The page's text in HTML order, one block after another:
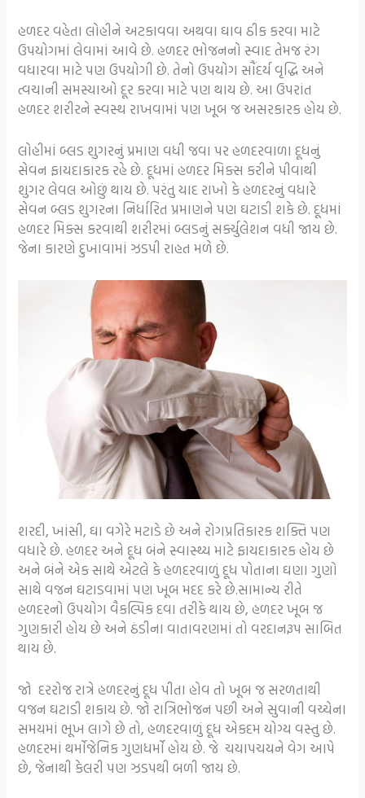
હળદર વહેતા લોહીને અટકાવવા અથવા ઘાવ ઠીક કરવા માટે
ઉપયોગમાં લેવામાં આવે છે. હળદર ભોજનનો સ્વાદ તેમજ રંગ
વધારવા માટે પણ ઉપયોગી છે. તેનો ઉપયોગ સૌંદર્ય વૃદ્ધિ અને
ત્વચાની સમસ્યાઓ દૂર કરવા માટે પણ થાય છે. આ ઉપરાંત
હળદર શરીરને સ્વસ્થ રાખવામાં પણ ખૂબ જ અસરકારક હોય છે.
લોહીમાં બ્લડ શુગરનું પ્રમાણ વધી જવા પર હળદરવાળા દૂધનું
સેવન ફાયદાકારક રહે છે. દૂધમાં હળદર મિક્સ કરીને પીવાથી
શુગર લેવલ ઓછું થાય છે. પરંતુ યાદ રાખો કે હળદરનું વધારે
સેવન બ્લડ શુગરના નિર્ધારિત પ્રમાણને પણ ઘટાડી શકે છે. દૂધમાં
હળદર મિક્સ કરવાથી શરીરમાં બ્લડનું સર્ક્યુલેશન વધી જાય છે.
જેના કારણે દુખાવામાં ઝડપી રાહત મળે છે.
શરદી, ખાંસી, ઘા વગેરે મટાડે છે અને રોગપ્રતિકારક શક્તિ પણ
વધારે છે. હળદર અને દૂધ બંને સ્વાસ્થ્ય માટે ફાયદાકારક હોય છે
અને બંને એક સાથે એટલે કે હળદરવાળું દૂધ પોતાના ઘણા ગુણો
સાથે વજન ઘટાડવામાં પણ ખૂબ મદદ કરે છે.સામાન્ય રીતે
હળદરનો ઉપયોગ વૈકલ્પિક દવા તરીકે થાય છે, હળદર ખૂબ જ
ગુણકારી હોય છે અને ઠંડીના વાતાવરણમાં તો વરદાનરૂપ સાબિત
થાય છે.
જો દરરોજ રાત્રે હળદરનું દૂધ પીતા હોવ તો ખૂબ જ સરળતાથી
વજન ઘટાડી શકાય છે. જો રાત્રિભોજન પછી અને સુવાની વચ્ચેના
સમયમાં ભૂખ લાગે છે તો, હળદરવાળું દૂધ એકદમ યોગ્ય વસ્તુ છે.
હળદરમાં થર્મોજેનિક ગુણધર્મો હોય છે. જે ચયાપચયને વેગ આપે
છે, જેનાથી કેલરી પણ ઝડપથી બળી જાય છે.